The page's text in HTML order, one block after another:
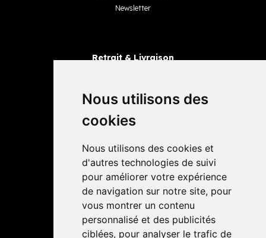
Nous utilisons des
cookies
Nous utilisons des cookies et
d'autres technologies de suivi
pour améliorer votre expérience
de navigation sur notre site, pour
vous montrer un contenu
personnalisé et des publicités
ciblées, pour analyser le trafic de
Newsletter
Retrait & Livraison
Livraisons
4,4 / 5 65 avis